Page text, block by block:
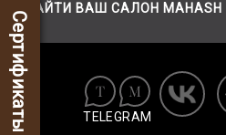
Сертификаты
НАЙТИ ВАШ САЛОН MAHASH
TELEGRAM